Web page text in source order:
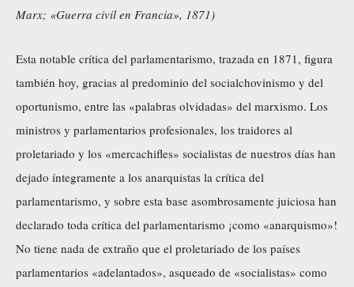
Marx; «Guerra civil en Francia», 1871)
Esta notable crítica del parlamentarismo, trazada en 1871, figura
también hoy, gracias al predominio del socialchovinismo y del
oportunismo, entre las «palabras olvidadas» del marxismo. Los
ministros y parlamentarios profesionales, los traidores al
proletariado y los «mercachifles» socialistas de nuestros días han
dejado íntegramente a los anarquistas la crítica del
parlamentarismo, y sobre esta base asombrosamente juiciosa han
declarado toda crítica del parlamentarismo ¡como «anarquismo»!
No tiene nada de extraño que el proletariado de los países
parlamentarios «adelantados», asqueado de «socialistas» como